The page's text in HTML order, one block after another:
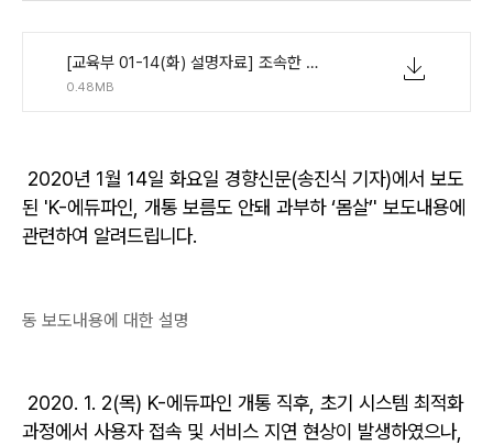
[교육부 01-14(화) 설명자료] 조속한 K-에듀파인 안정화 추진 및 학교회계 3월 개통에 만전을 기하겠습니다..pdf
0.48MB
2020년 1월 14일 화요일 경향신문(송진식 기자)에서 보도
된 'K-에듀파인, 개통 보름도 안돼 과부하 ‘몸살’' 보도내용에
관련하여 알려드립니다.
동 보도내용에 대한 설명
2020. 1. 2(목) K-에듀파인 개통 직후, 초기 시스템 최적화
과정에서 사용자 접속 및 서비스 지연 현상이 발생하였으나,